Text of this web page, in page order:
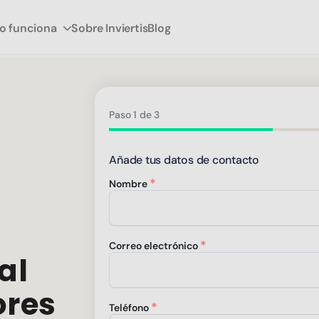
funciona Sobre InviertisBlog
Paso1 de3
Añade tus datos de contacto
Nombre
Correo electrónico
Teléfono